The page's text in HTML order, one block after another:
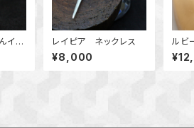
イヤ レイピア ネックレス
¥8,000
ルビ
ヤー